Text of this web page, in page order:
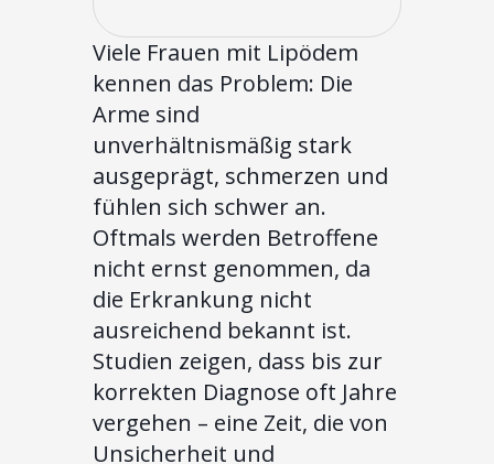
Viele Frauen mit Lipödem
kennen das Problem: Die
Arme sind
unverhältnismäßig stark
ausgeprägt, schmerzen und
fühlen sich schwer an.
Oftmals werden Betroffene
nicht ernst genommen, da
die Erkrankung nicht
ausreichend bekannt ist.
Studien zeigen, dass bis zur
korrekten Diagnose oft Jahre
vergehen – eine Zeit, die von
Unsicherheit und